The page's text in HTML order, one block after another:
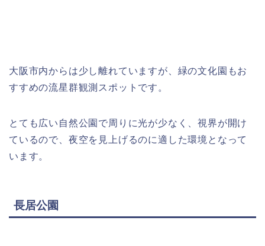
大阪市内からは少し離れていますが、緑の文化園もお
すすめの流星群観測スポットです。
とても広い自然公園で周りに光が少なく、視界が開け
ているので、夜空を見上げるのに適した環境となって
います。
長居公園